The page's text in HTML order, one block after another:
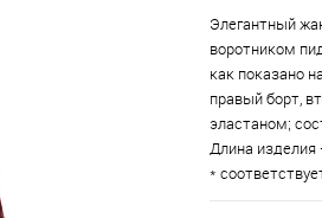
Элегантный
воротником
как показано
правый борт,
эластаном;
Длина изделия
*